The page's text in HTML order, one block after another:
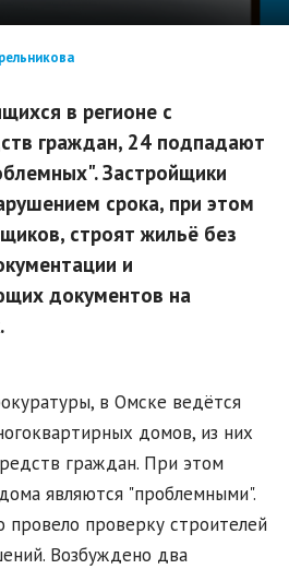
в регионе с
граждан, 24 подпадают
Застройщики
срока, при этом
строят жильё без
и
документов на
в Омске ведётся
домов, из них
граждан. При этом
являются "проблемными".
проверку строителей
Возбуждено два